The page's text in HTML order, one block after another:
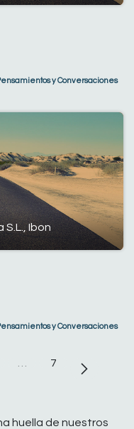
y Conversaciones
Ibon
y Conversaciones
7
huella de nuestros